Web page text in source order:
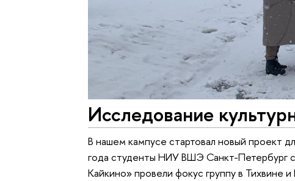
Исследование
В нашем кампусе стартовал новый проект
года студенты НИУ ВШЭ Санкт-Петербург
Кайкино» провели фокус группу в Тихвине